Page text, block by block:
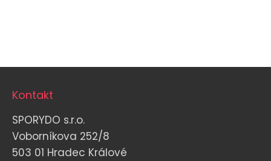
Kontakt
SPORYDO s.r.o.
Voborníkova 252/8
503 01 Hradec Králové